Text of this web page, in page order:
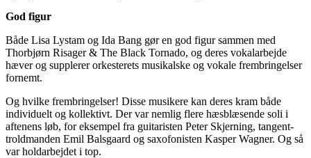
God figur
Både Lisa Lystam og Ida Bang gør en god figur sammen med
Thorbjørn Risager & The Black Tornado, og deres vokalarbejde
hæver og supplerer orkesterets musikalske og vokale frembringelser
fornemt.
Og hvilke frembringelser! Disse musikere kan deres kram både
individuelt og kollektivt. Der var nemlig flere hæsblæsende soli i
aftenens løb, for eksempel fra guitaristen Peter Skjerning, tangent-
troldmanden Emil Balsgaard og saxofonisten Kasper Wagner. Og så
var holdarbejdet i top.